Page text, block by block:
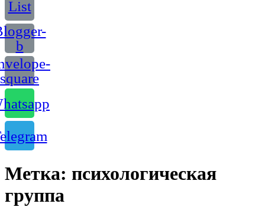
List
b
square
Метка: психологическая
группа